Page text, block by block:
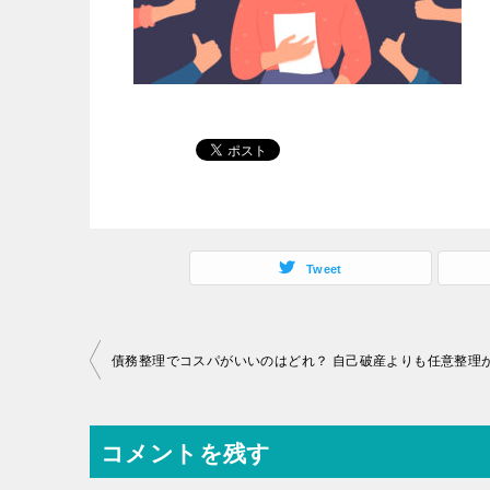
Tweet
投
ナ
ビ
コメントを残す